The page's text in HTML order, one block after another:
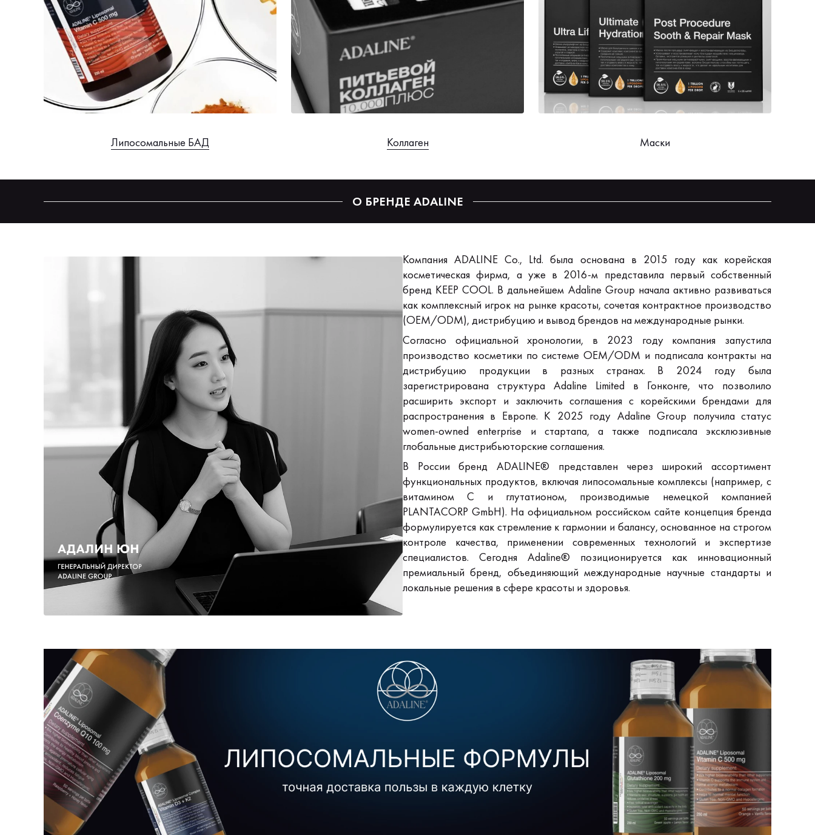
Липосомальные БАД Коллаген Маски
О БРЕНДЕ ADALINE
Компания ADALINE Co., Ltd. была основана в 2015 году как корейская
косметическая фирма, а уже в 2016-м представила первый собственный
бренд KEEP COOL. В дальнейшем Adaline Group начала активно развиваться
как комплексный игрок на рынке красоты, сочетая контрактное производство
(OEM/ODM), дистрибуцию и вывод брендов на международные рынки.
Согласно официальной хронологии, в 2023 году компания запустила
производство косметики по системе OEM/ODM и подписала контракты на
дистрибуцию продукции в разных странах. В 2024 году была
зарегистрирована структура Adaline Limited в Гонконге, что позволило
расширить экспорт и заключить соглашения с корейскими брендами для
распространения в Европе. К 2025 году Adaline Group получила статус
women-owned enterprise и стартапа, а также подписала эксклюзивные
глобальные дистрибьюторские соглашения.
В России бренд ADALINE® представлен через широкий ассортимент
функциональных продуктов, включая липосомальные комплексы (например, с
витамином С и глутатионом, производимые немецкой компанией
PLANTACORP GmbH). На официальном российском сайте концепция бренда
формулируется как стремление к гармонии и балансу, основанное на строгом
контроле качества, применении современных технологий и экспертизе
специалистов. Сегодня Adaline® позиционируется как инновационный
премиальный бренд, объединяющий международные научные стандарты и
локальные решения в сфере красоты и здоровья.